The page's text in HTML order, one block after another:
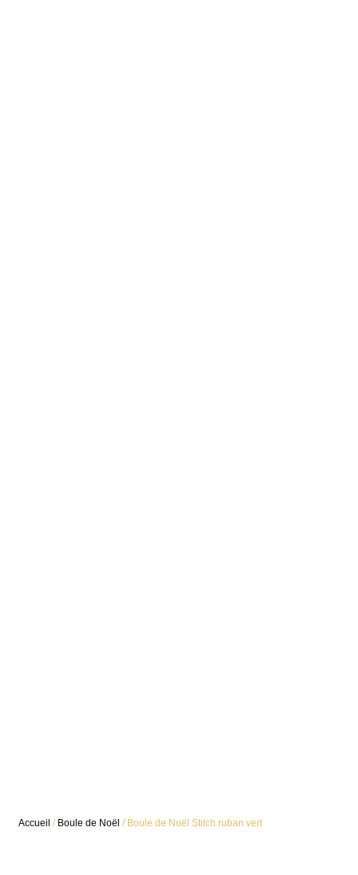
Accueil / Boule de Noël / Boule de Noël Stitch ruban vert